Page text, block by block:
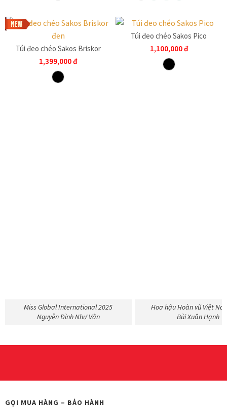
Túi đeo chéo Sakos Briskor
1,399,000đ
Túi đeo chéo Sakos Pico
1,100,000đ
Miss Global International 2025
Nguyễn Đình Như Vân
Hoa hậu Hoàn vũ Việt
Bùi Xuân Hạnh
GỌI MUA HÀNG – BẢO HÀNH